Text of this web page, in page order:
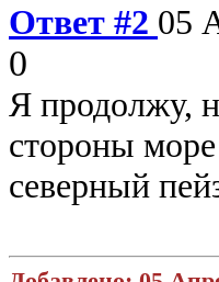
Ответ #2 05
0
Я продолжу,
стороны
северный